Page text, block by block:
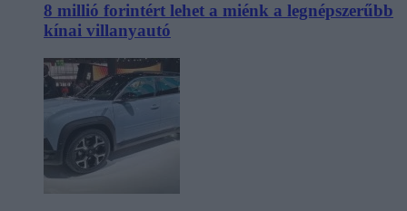
8 millió forintért lehet a miénk a legnépszerűbb
kínai villanyautó